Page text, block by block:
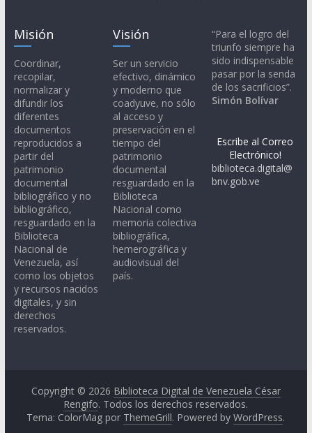
Misión
Coordinar,
recopilar,
normalizar y
difundir los
diferentes
documentos
reproducidos a
partir del
patrimonio
documental
bibliográfico y no
bibliográfico,
resguardado en la
Biblioteca
Nacional de
Venezuela, así
como los objetos
y recursos nacidos
digitales, y sin
derechos
reservados.
Visión
Ser un servicio
efectivo, dinámico
y moderno que
coadyuve, no sólo
al acceso y
preservación en el
tiempo del
patrimonio
documental
resguardado en la
Biblioteca
Nacional como
memoria colectiva
bibliográfica,
hemerográfica y
audiovisual del
país.
“Para el logro del
triunfo siempre ha
sido indispensable
pasar por la senda
de los sacrificios”.
Simón Bolívar
Escribe al Correo
Electrónico!
biblioteca.digital@
bnv.gob.ve
Copyright © 2026 Biblioteca Digital de Venezuela César
Rengifo. Todos los derechos reservados.
Tema: ColorMag por ThemeGrill. Powered byWordPress.